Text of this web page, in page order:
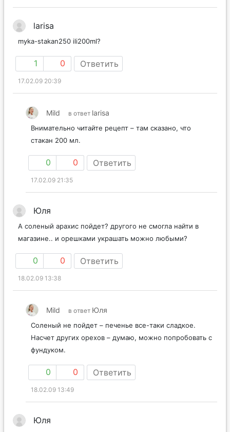
larisa
myka-stakan250 ili200ml?
1 0 Ответить
17.02.09 20:39
Mild в ответ larisa
Внимательно читайте рецепт – там сказано, что
стакан 200 мл.
0 0 Ответить
17.02.09 21:35
Юля
А соленый арахис пойдет? другого не смогла найти в
магазине.. и орешками украшать можно любыми?
0 0 Ответить
18.02.09 13:38
Mild в ответ Юля
Соленый не пойдет – печенье все-таки сладкое.
Насчет других орехов – думаю, можно попробовать с
фундуком.
0 0 Ответить
18.02.09 13:49
Юля